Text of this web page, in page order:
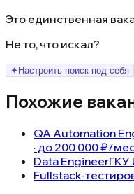
Это единственная
Не то, что искал?
✦ Настроить поиск под себя
Похожие
QA Automation
· до 200 000 ₽/
Data EngineerГКУ
Fullstack-